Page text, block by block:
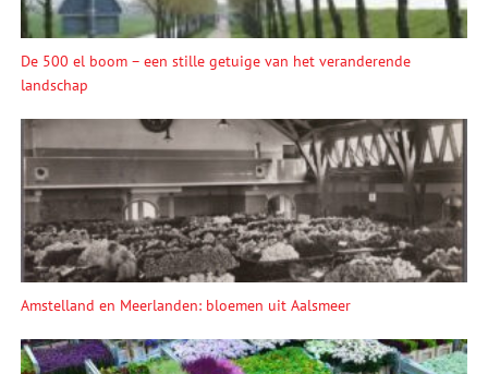
De 500 el boom – een stille getuige van het veranderende
landschap
Amstelland en Meerlanden: bloemen uit Aalsmeer